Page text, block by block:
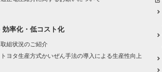
効率化・低コスト化
取組状況のご紹介
トヨタ生産方式かいぜん手法の導入による生産性向上